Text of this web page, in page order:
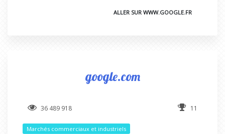
ALLER SUR WWW.GOOGLE.FR
google.com
36 489 918 11
Marchés commerciaux et industriels